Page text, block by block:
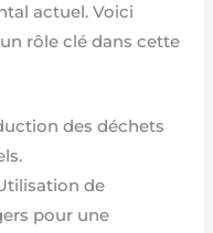
actuel. Voici
rôle clé dans cette
des déchets
de
pour une